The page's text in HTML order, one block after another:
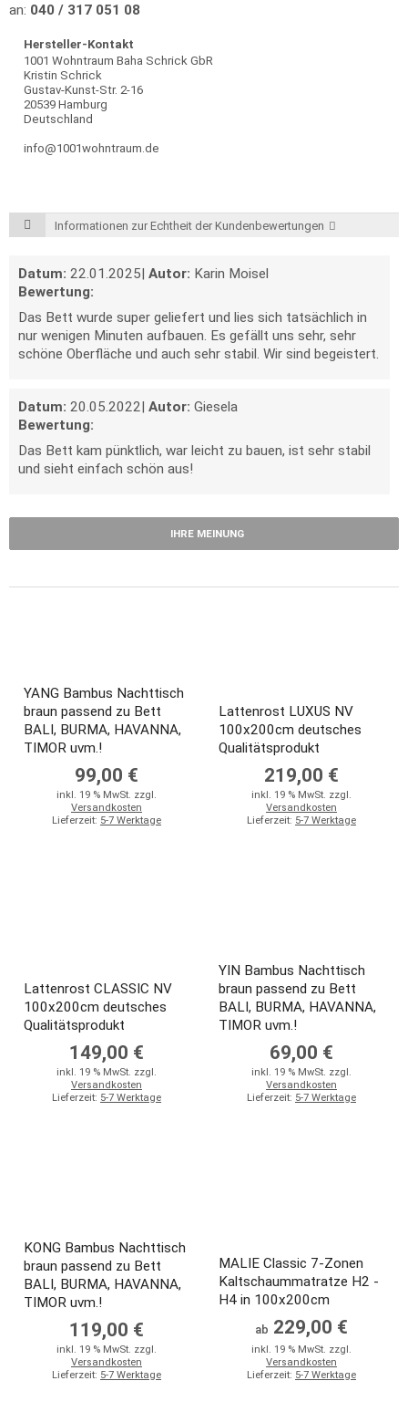
an: 040 / 317 051 08
Hersteller-Kontakt
1001 Wohntraum Baha Schrick GbR
Kristin Schrick
Gustav-Kunst-Str. 2-16
20539 Hamburg
Deutschland
info@1001wohntraum.de
Informationen zur Echtheit der Kundenbewertungen
Datum: 22.01.2025| Autor: Karin Moisel
Bewertung:
Das Bett wurde super geliefert und lies sich tatsächlich in
nur wenigen Minuten aufbauen. Es gefällt uns sehr, sehr
schöne Oberfläche und auch sehr stabil. Wir sind begeistert.
Datum: 20.05.2022| Autor: Giesela
Bewertung:
Das Bett kam pünktlich, war leicht zu bauen, ist sehr stabil
und sieht einfach schön aus!
IHRE MEINUNG
YANG Bambus Nachttisch
braun passend zu Bett
BALI, BURMA, HAVANNA,
TIMOR uvm.!
99,00 €
inkl. 19 % MwSt. zzgl.
Versandkosten
Lieferzeit: 5-7 Werktage
Lattenrost LUXUS NV
100x200cm deutsches
Qualitätsprodukt
219,00 €
inkl. 19 % MwSt. zzgl.
Versandkosten
Lieferzeit: 5-7 Werktage
Lattenrost CLASSIC NV
100x200cm deutsches
Qualitätsprodukt
149,00 €
inkl. 19 % MwSt. zzgl.
Versandkosten
Lieferzeit: 5-7 Werktage
YIN Bambus Nachttisch
braun passend zu Bett
BALI, BURMA, HAVANNA,
TIMOR uvm.!
69,00 €
inkl. 19 % MwSt. zzgl.
Versandkosten
Lieferzeit: 5-7 Werktage
KONG Bambus Nachttisch
braun passend zu Bett
BALI, BURMA, HAVANNA,
TIMOR uvm.!
119,00 €
inkl. 19 % MwSt. zzgl.
Versandkosten
Lieferzeit: 5-7 Werktage
MALIE Classic 7-Zonen
Kaltschaummatratze H2 -
H4 in 100x200cm
ab 229,00 €
inkl. 19 % MwSt. zzgl.
Versandkosten
Lieferzeit: 5-7 Werktage